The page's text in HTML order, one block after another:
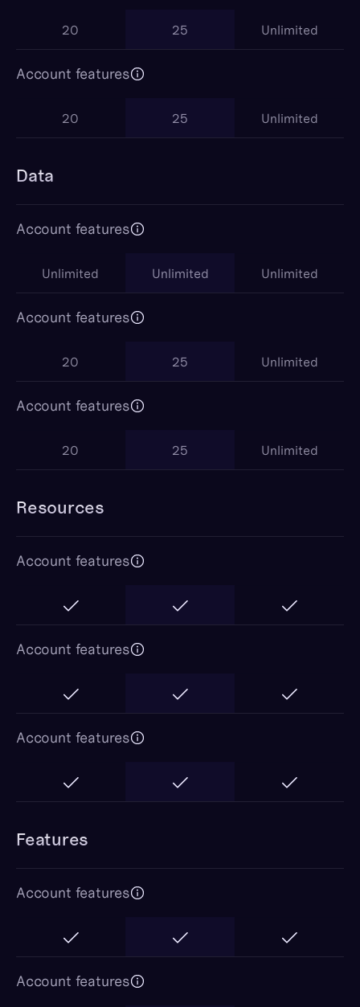
20 25 Unlimited
Account features
20 25 Unlimited
Data
Account features
Unlimited Unlimited Unlimited
Account features
20 25 Unlimited
Account features
20 25 Unlimited
Resources
Account features
Account features
Account features
Features
Account features
Account features